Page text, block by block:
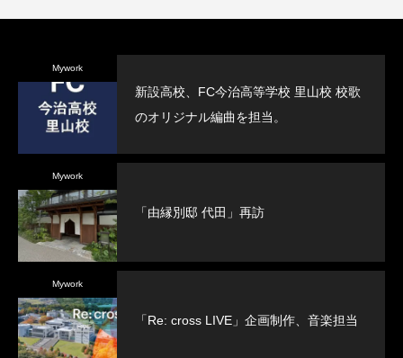
Mywork
新設高校、FC今治高等学校 里山校 校歌
のオリジナル編曲を担当。
Mywork
「由縁別邸 代田」再訪
Mywork
「Re: cross LIVE」企画制作、音楽担当